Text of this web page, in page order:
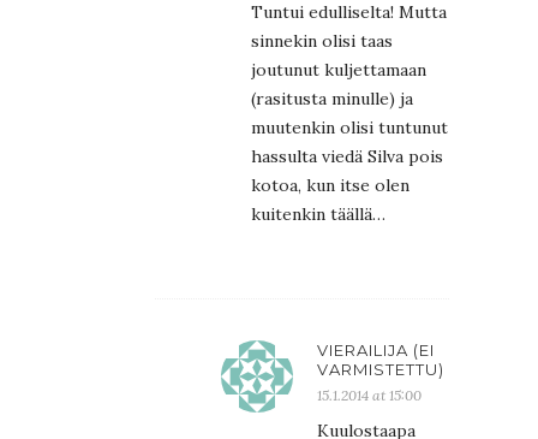
Tuntui edulliselta! Mutta
sinnekin olisi taas
joutunut kuljettamaan
(rasitusta minulle) ja
muutenkin olisi tuntunut
hassulta viedä Silva pois
kotoa, kun itse olen
kuitenkin täällä…
VIERAILIJA (EI
VARMISTETTU)
15.1.2014 at 15:00
Kuulostaapa